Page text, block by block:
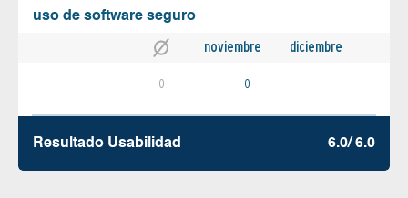
uso de software seguro
noviembre diciembre
0 0
Resultado Usabilidad 6.0/ 6.0